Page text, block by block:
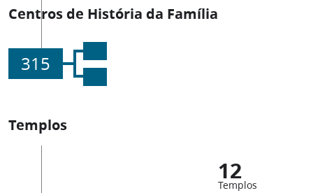
Centros de História da Família
315
Templos
12
Templos